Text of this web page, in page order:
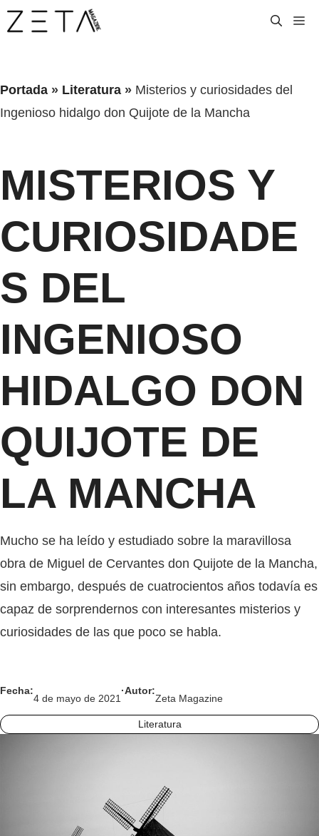
Saltar
al
Portada » Literatura » Misterios y curiosidades del
Ingenioso hidalgo don Quijote de la Mancha
MISTERIOS Y
CURIOSIDADE
S DEL
INGENIOSO
HIDALGO DON
QUIJOTE DE
LA MANCHA
Mucho se ha leído y estudiado sobre la maravillosa
obra de Miguel de Cervantes don Quijote de la Mancha,
sin embargo, después de cuatrocientos años todavía es
capaz de sorprendernos con interesantes misterios y
curiosidades de las que poco se habla.
Fecha:
4 de mayo de 2021
·Autor:
Zeta Magazine
Literatura